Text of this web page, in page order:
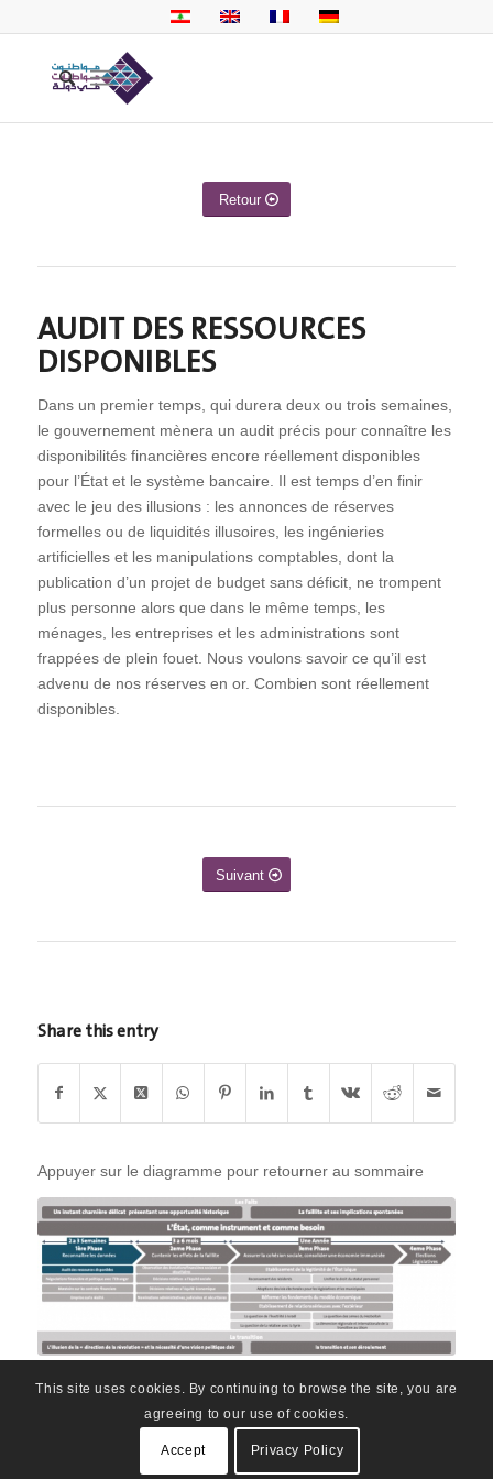
Retour
AUDIT DES RESSOURCES
DISPONIBLES
Dans un premier temps, qui durera deux ou trois semaines,
le gouvernement mènera un audit précis pour connaître les
disponibilités financières encore réellement disponibles
pour l’État et le système bancaire. Il est temps d’en finir
avec le jeu des illusions : les annonces de réserves
formelles ou de liquidités illusoires, les ingénieries
artificielles et les manipulations comptables, dont la
publication d’un projet de budget sans déficit, ne trompent
plus personne alors que dans le même temps, les
ménages, les entreprises et les administrations sont
frappées de plein fouet. Nous voulons savoir ce qu’il est
advenu de nos réserves en or. Combien sont réellement
disponibles.
Suivant
Share this entry
Appuyer sur le diagramme pour retourner au sommaire
This site uses cookies. By continuing to browse the site, you are
agreeing to our use of cookies.
Accept Privacy Policy